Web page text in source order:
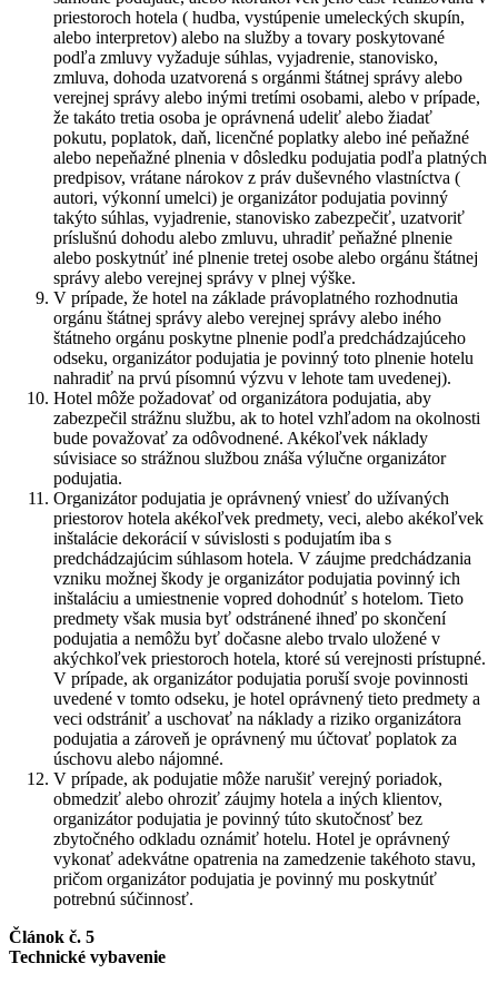
priestoroch hotela ( hudba, vystúpenie umeleckých skupín,
alebo interpretov) alebo na služby a tovary poskytované
podľa zmluvy vyžaduje súhlas, vyjadrenie, stanovisko,
zmluva, dohoda uzatvorená s orgánmi štátnej správy alebo
verejnej správy alebo inými tretími osobami, alebo v prípade,
že takáto tretia osoba je oprávnená udeliť alebo žiadať
pokutu, poplatok, daň, licenčné poplatky alebo iné peňažné
alebo nepeňažné plnenia v dôsledku podujatia podľa platných
predpisov, vrátane nárokov z práv duševného vlastníctva (
autori, výkonní umelci) je organizátor podujatia povinný
takýto súhlas, vyjadrenie, stanovisko zabezpečiť, uzatvoriť
príslušnú dohodu alebo zmluvu, uhradiť peňažné plnenie
alebo poskytnúť iné plnenie tretej osobe alebo orgánu štátnej
správy alebo verejnej správy v plnej výške.
V prípade, že hotel na základe právoplatného rozhodnutia
orgánu štátnej správy alebo verejnej správy alebo iného
štátneho orgánu poskytne plnenie podľa predchádzajúceho
odseku, organizátor podujatia je povinný toto plnenie hotelu
nahradiť na prvú písomnú výzvu v lehote tam uvedenej).
Hotel môže požadovať od organizátora podujatia, aby
zabezpečil strážnu službu, ak to hotel vzhľadom na okolnosti
bude považovať za odôvodnené. Akékoľvek náklady
súvisiace so strážnou službou znáša výlučne organizátor
podujatia.
Organizátor podujatia je oprávnený vniesť do užívaných
priestorov hotela akékoľvek predmety, veci, alebo akékoľvek
inštalácie dekorácií v súvislosti s podujatím iba s
predchádzajúcim súhlasom hotela. V záujme predchádzania
vzniku možnej škody je organizátor podujatia povinný ich
inštaláciu a umiestnenie vopred dohodnúť s hotelom. Tieto
predmety však musia byť odstránené ihneď po skončení
podujatia a nemôžu byť dočasne alebo trvalo uložené v
akýchkoľvek priestoroch hotela, ktoré sú verejnosti prístupné.
V prípade, ak organizátor podujatia poruší svoje povinnosti
uvedené v tomto odseku, je hotel oprávnený tieto predmety a
veci odstrániť a uschovať na náklady a riziko organizátora
podujatia a zároveň je oprávnený mu účtovať poplatok za
úschovu alebo nájomné.
V prípade, ak podujatie môže narušiť verejný poriadok,
obmedziť alebo ohroziť záujmy hotela a iných klientov,
organizátor podujatia je povinný túto skutočnosť bez
zbytočného odkladu oznámiť hotelu. Hotel je oprávnený
vykonať adekvátne opatrenia na zamedzenie takéhoto stavu,
pričom organizátor podujatia je povinný mu poskytnúť
potrebnú súčinnosť.
Článok č. 5
Technické vybavenie